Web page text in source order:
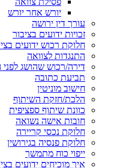
יורש אחר יורש
עורך דין ירושה
זכויות ידועים בציבור
חלוקת רכוש ידועים
התנגדות לצוואה
דירה/רכוש שהושג לפני
תביעת כתובה
חישוב מוניטין
הלכת/חזקת השיתוף
כוונת שיתוף ספציפית
חובות אישה נשואה
חלוקת נכסי קריירה
חלוקת פנסיה בגירושין
ייפוי כוח מתמשך
איך מוכיחים ידועים